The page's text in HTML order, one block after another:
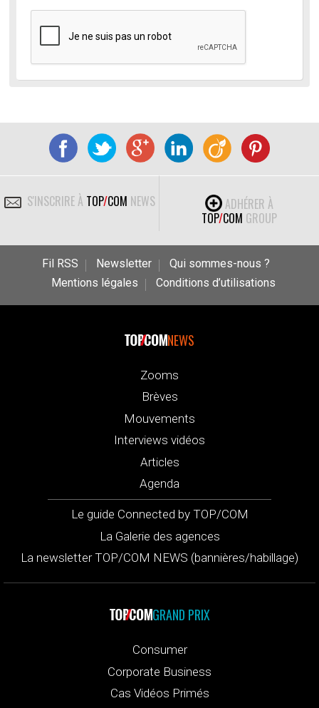
S'INSCRIRE À TOP/COM NEWS
ADHÉRER À
TOP/COM GROUP
Fil RSS Newsletter
Qui sommes-nous ?
Mentions légales
Conditions d’utilisations
NEWS
Zooms
Brèves
Mouvements
Interviews vidéos
Articles
Agenda
Le guide Connected by TOP/COM
La Galerie des agences
La newsletter TOP/COM NEWS (bannières/habillage)
GRAND PRIX
Consumer
Corporate Business
Cas Vidéos Primés